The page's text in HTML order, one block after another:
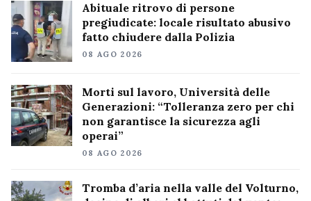
Abituale ritrovo di persone
pregiudicate: locale risultato abusivo
fatto chiudere dalla Polizia
08 AGO 2026
Morti sul lavoro, Università delle
Generazioni: “Tolleranza zero per chi
non garantisce la sicurezza agli
operai”
08 AGO 2026
Tromba d’aria nella valle del Volturno,